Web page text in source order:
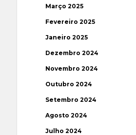
Março 2025
Fevereiro 2025
Janeiro 2025
Dezembro 2024
Novembro 2024
Outubro 2024
Setembro 2024
Agosto 2024
Julho 2024